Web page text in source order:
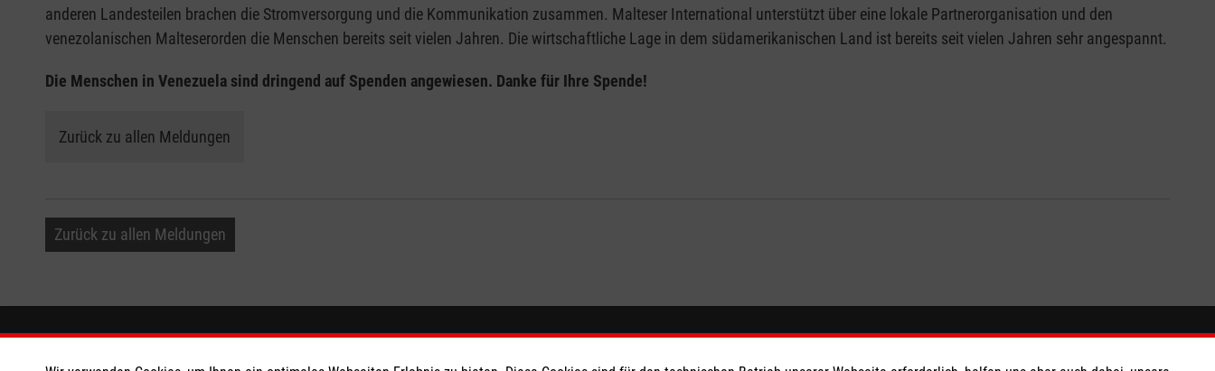
anderen Landesteilen brachen die Stromversorgung und die Kommunikation zusammen. Malteser International unterstützt über eine lokale Partnerorganisation und den
venezolanischen Malteserorden die Menschen bereits seit vielen Jahren. Die wirtschaftliche Lage in dem südamerikanischen Land ist bereits seit vielen Jahren sehr angespannt.
Die Menschen in Venezuela sind dringend auf Spenden angewiesen. Danke für Ihre Spende!
Zurück zu allen Meldungen
Zurück zu allen Meldungen